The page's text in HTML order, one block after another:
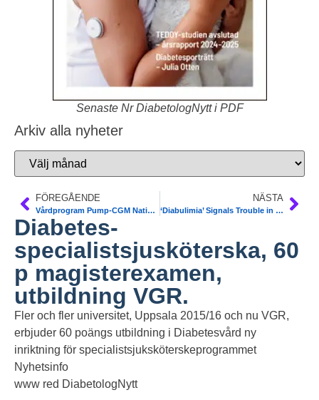
Senaste Nr DiabetologNytt i PDF
Arkiv alla nyheter
FÖREGÅENDE
Vårdprogram Pump-CGM Nationellt Programråd Diabetes NPR, SKL. Remiss-version till landstingen
NÄSTA
‘Diabulimia’ Signals Trouble in Type 1 Diabetes
Diabetes-
specialistsjusköterska, 60
p magisterexamen,
utbildning VGR.
Fler och fler universitet, Uppsala 2015/16 och nu VGR,
erbjuder 60 poängs utbildning i Diabetesvård ny
inriktning för specialistsjuksköterskeprogrammet
Nyhetsinfo
www red DiabetologNytt